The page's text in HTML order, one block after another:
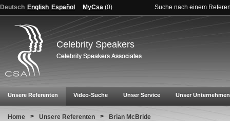
Deutsch English Español MyCsa (0) Suche nach einem
Celebrity Speakers
Unsere Referenten Video-Suche Unser Service Unser Unternehmen
Home > Unsere Referenten > Brian McBride